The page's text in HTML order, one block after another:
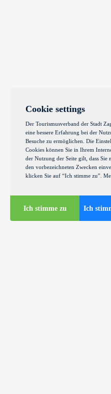
Cookie settings
Der Tourismusverband der Stadt
eine bessere Erfahrung bei der
Besuche zu ermöglichen. Die
Cookies können Sie in Ihrem
der Nutzung der Seite gilt, dass
den vorbezeichneten Zwecken
klicken Sie auf “Ich stimme zu”.
Ich stimme zu Ich